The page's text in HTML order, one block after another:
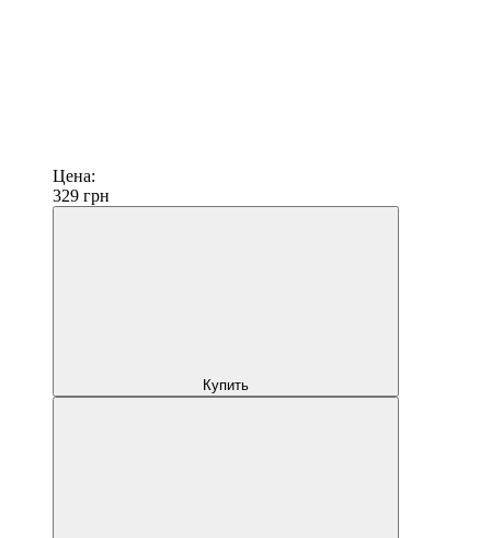
Цена:
329 грн
Купить